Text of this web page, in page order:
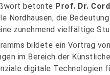
betonte Prof. Dr.
Nordhausen, die
zunehmend vielfältige
bildete ein Vortrag von
im Bereich der
digitale Technologien